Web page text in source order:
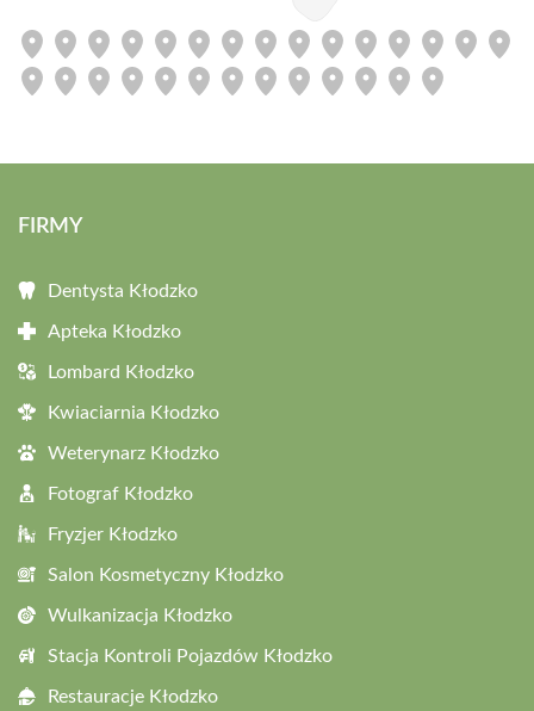
FIRMY
Dentysta Kłodzko
Apteka Kłodzko
Lombard Kłodzko
Kwiaciarnia Kłodzko
Weterynarz Kłodzko
Fotograf Kłodzko
Fryzjer Kłodzko
Salon Kosmetyczny Kłodzko
Wulkanizacja Kłodzko
Stacja Kontroli Pojazdów Kłodzko
Restauracje Kłodzko